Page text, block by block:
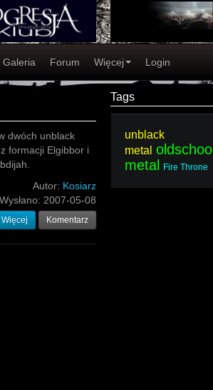
Galeria Forum Więcej Login
dwóch unblack
formacji Elgibbor i
Autor: Kosiarz
Wysłano: 2007-05-08
Więcej Komentarz
Tags
unblack
metal oldschool
metal
Fire Throne